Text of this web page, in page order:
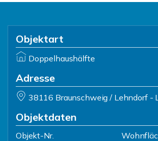
Objektart
Doppelhaushälfte
Adresse
38116 Braunschweig / Lehndorf -
Objektdaten
Objekt-Nr.